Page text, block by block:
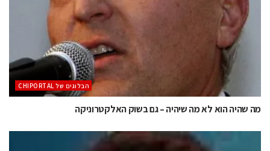
הבלוגים של CHIPORTAL
מה שהיה הוא לא מה שיהיה – גם בשוק האלקטרוניקה